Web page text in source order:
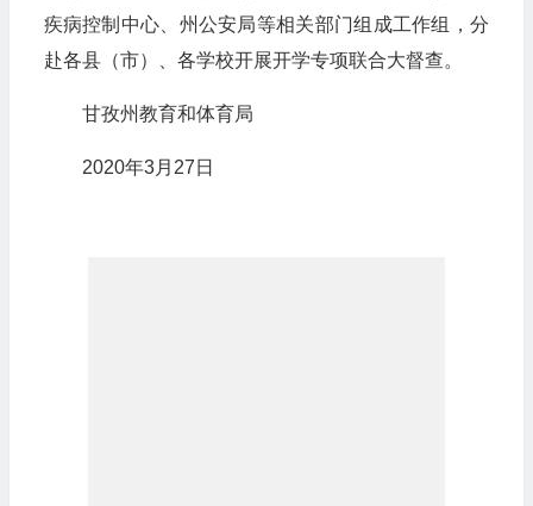
疾病控制中心、州公安局等相关部门组成工作组，分
赴各县（市）、各学校开展开学专项联合大督查。
甘孜州教育和体育局
2020年3月27日